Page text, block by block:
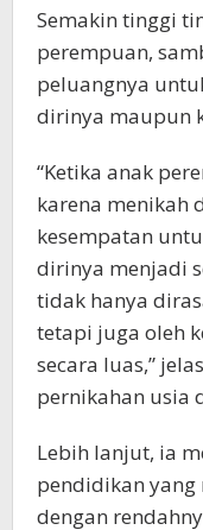
Semakin tinggi
perempuan,
peluangnya
dirinya maupun
“Ketika anak
karena menikah
kesempatan
dirinya menjadi
tidak hanya
tetapi juga oleh
secara luas,”
pernikahan usia
Lebih lanjut, ia
pendidikan yang
dengan